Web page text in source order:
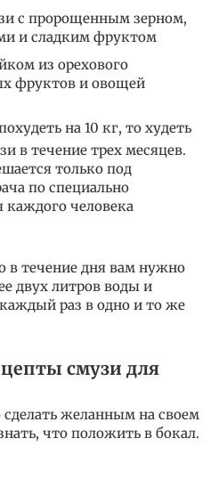
с пророщенным зерном,
и сладким фруктом
из орехового
фруктов и овощей
на 10 кг, то худеть
в течение трех месяцев.
только под
по специально
каждого человека
в течение дня вам нужно
двух литров воды и
раз в одно и то же
смузи для
желанным на своем
что положить в бокал.